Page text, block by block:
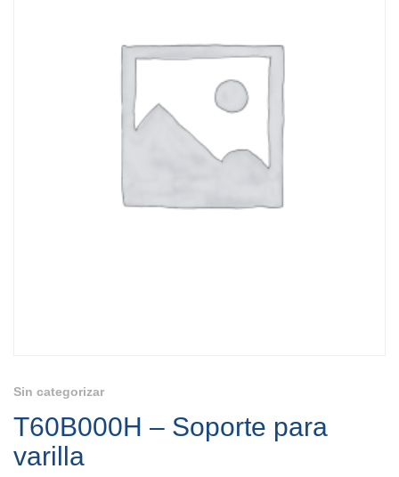
Sin categorizar
T60B000H – Soporte para
varilla